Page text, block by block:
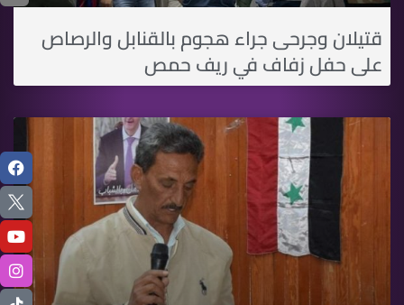
قتيلان وجرحى جراء هجوم بالقنابل والرصاص
على حفل زفاف في ريف حمص